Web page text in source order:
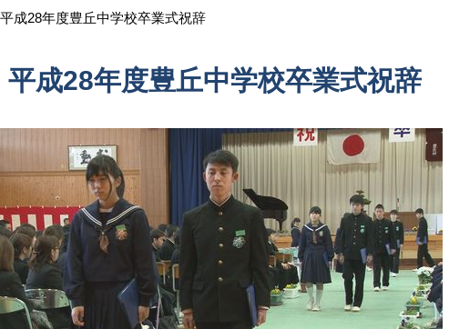
成28年度豊丘中学校卒業式祝辞
平成28年度豊丘中学校卒業式祝辞